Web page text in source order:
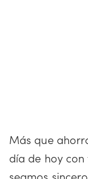
Más que
día de hoy